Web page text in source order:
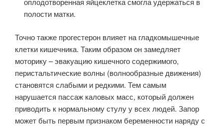
полости матки.
Точно также прогестерон влияет на гладкомышечные
клетки кишечника. Таким образом он замедляет
моторику – эвакуацию кишечного содержимого,
перистальтические волны (волнообразные движения)
становятся слабыми и редкими. Тем самым
нарушается пассаж каловых масс, который должен
приводить к нормальному стулу у всех людей. Запор
может быть первым признаком беременности наряду с